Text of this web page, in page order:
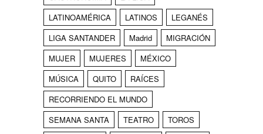
LATINOAMÉRICA
LATINOS
LEGANÉS
LIGA SANTANDER
Madrid
MIGRACIÓN
MUJER
MUJERES
MÉXICO
MÚSICA
QUITO
RAÍCES
RECORRIENDO EL MUNDO
SEMANA SANTA
TEATRO
TOROS